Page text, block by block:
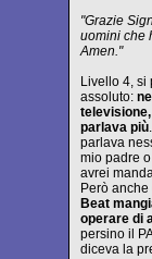
"Grazie
uomini che
Amen."
Livello 4, si
assoluto:
parlava più
parlava
mio padre
avrei
Però
Beat
operare di
persino il
diceva la